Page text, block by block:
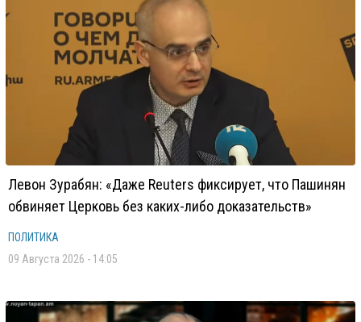
Левон Зурабян: «Даже Reuters фиксирует, что Пашинян
обвиняет Церковь без каких-либо доказательств»
ПОЛИТИКА
09 Августа 2026 - 14:05